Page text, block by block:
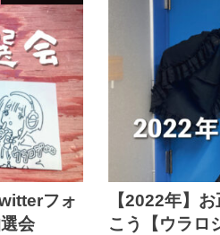
フォ
会
【2022年】
こう【ウラロ